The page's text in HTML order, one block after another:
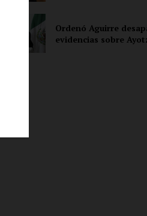
Ordenó Aguirre
evidencias sobre